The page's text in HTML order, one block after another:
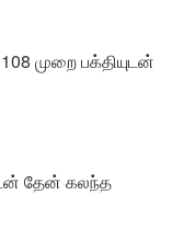
முறை பக்தியுடன்
தேன் கலந்த